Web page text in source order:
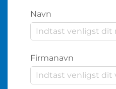
Navn
Firmanavn